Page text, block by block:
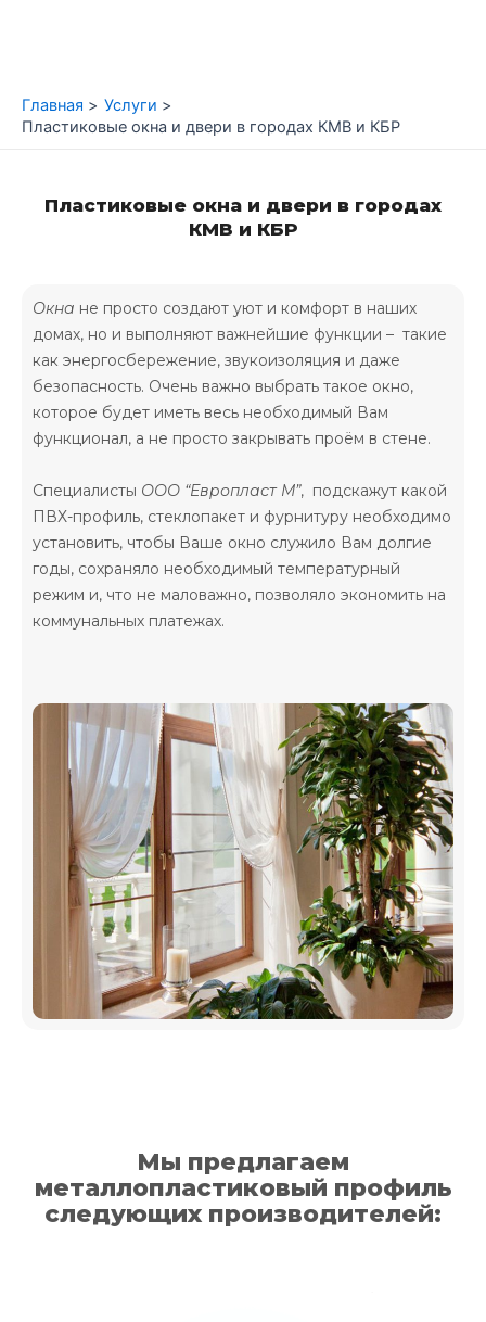
Главная
Услуги
Пластиковые окна и двери в городах КМВ и КБР
Пластиковые окна и двери в городах
КМВ и КБР
Окна не просто создают уют и комфорт в наших
домах, но и выполняют важнейшие функции – такие
как энергосбережение, звукоизоляция и даже
безопасность. Очень важно выбрать такое окно,
которое будет иметь весь необходимый Вам
функционал, а не просто закрывать проём в стене.
Специалисты ООО “Европласт М”, подскажут какой
ПВХ-профиль, стеклопакет и фурнитуру необходимо
установить, чтобы Ваше окно служило Вам долгие
годы, сохраняло необходимый температурный
режим и, что не маловажно, позволяло экономить на
коммунальных платежах.
Мы предлагаем
металлопластиковый профиль
следующих производителей: